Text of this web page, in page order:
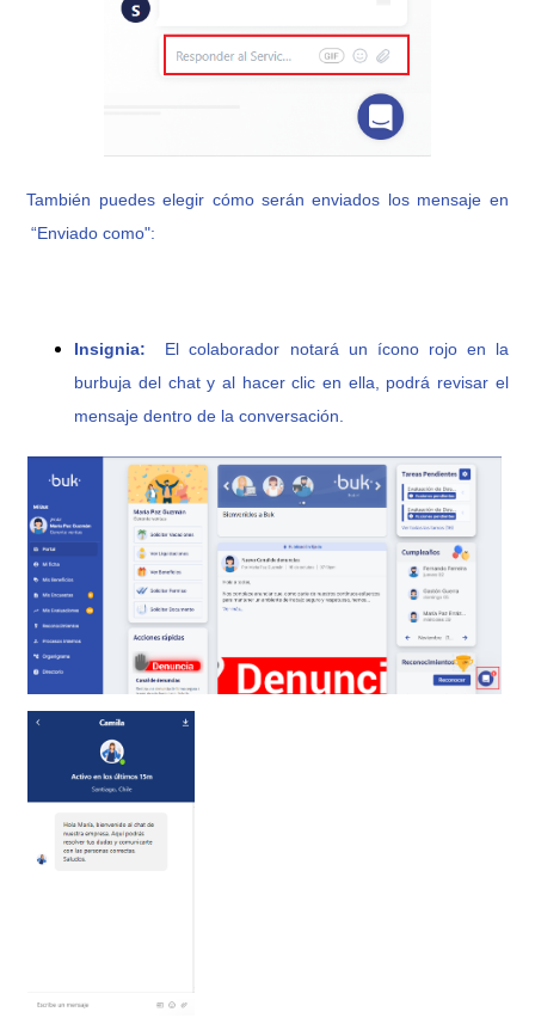
También puedes elegir cómo serán enviados los mensaje en
“Enviado como":
Insignia: El colaborador notará un ícono rojo en la
burbuja del chat y al hacer clic en ella, podrá revisar el
mensaje dentro de la conversación.